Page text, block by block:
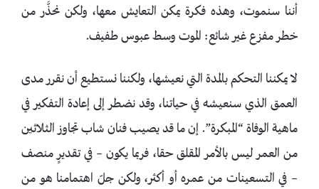
أننا سنموت، وهذه فكرة يمكن التعايش معها، ولكن نحذَّر من
خطر مفزع غير شائع: الموت وسط عبوس طفيف.
لا يمكننا التحكم بالمدة التي نعيشها، ولكننا نستطيع أن نقرر مدى
العمق الذي سنعيشه في حياتنا، وقد نضطر إلى إعادة التفكير في
ماهية الوفاة “المبكرة”. إن ما قد يصيب فنان شاب تجاوز الثلاثين
من العمر ليس بالأمر المقلق حقا، فربما يكون – في تقديرٍ منصف
– في التسعينات من عمره أو أكثر، ولكن جلّ اهتمامنا هو من